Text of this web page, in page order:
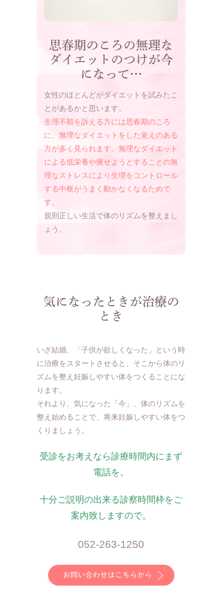
思春期のころの無理な
ダイエットのつけが今
になって…
女性のほとんどがダイエットを試みたこ
とがあるかと思います。
生理不順を訴える方には思春期のころ
に、無理なダイエットをした覚えのある
方が多く見られます。無理なダイエット
による低栄養や痩せようとすることの無
理なストレスにより生理をコントロール
する中枢がうまく動かなくなるためで
す。
規則正しい生活で体のリズムを整えまし
ょう。
気になったときが治療の
とき
いざ結婚、「子供が欲しくなった」という時
に治療をスタートさせると、そこから体のリ
ズムを整え妊娠しやすい体をつくることにな
ります。
それより、気になった「今」、体のリズムを
整え始めることで、将来妊娠しやすい体をつ
くりましょう。
受診をお考えなら診療時間内にまず
電話を。
十分ご説明の出来る診察時間枠をご
案内致しますので。
052-263-1250
お問い合わせはこちらから